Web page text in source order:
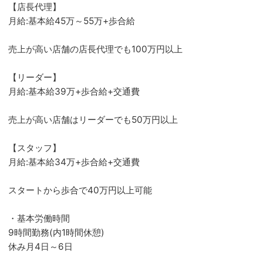
【店長代理】
月給:基本給45万～55万+歩合給
売上が高い店舗の店長代理でも100万円以上
【リーダー】
月給:基本給39万+歩合給+交通費
売上が高い店舗はリーダーでも50万円以上
【スタッフ】
月給:基本給34万+歩合給+交通費
スタートから歩合で40万円以上可能
・基本労働時間
9時間勤務(内1時間休憩)
休み月4日～6日